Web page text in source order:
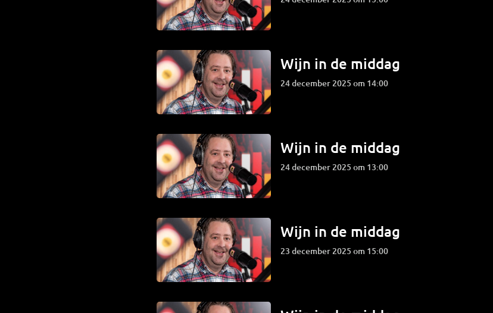
Wijn in de middag
24 december 2025 om 14:00
Wijn in de middag
24 december 2025 om 13:00
Wijn in de middag
23 december 2025 om 15:00